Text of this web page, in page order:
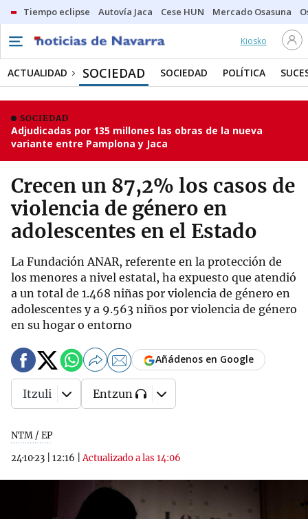
Tiempo eclipse Autovía Jaca Cese HUN Mercado Osasuna
Kiosko
ACTUALIDAD SOCIEDAD SOCIEDAD POLÍTICA
SOCIEDAD
Adjudicadas por 135 millones las obras de la nueva
variante entre Pamplona y Jaca
Crecen un 87,2% los casos de
violencia de género en
adolescentes en el Estado
La Fundación ANAR, referente en la protección de
los menores a nivel estatal, ha expuesto que atendió
a un total de 1.468 niñas por violencia de género en
adolescentes y a 9.563 niños por violencia de género
en su hogar o entorno
NTM / EP
24·10·23
12:16 |Actualizado a las 14:06
Añádenos en Google
Itzuli Entzun